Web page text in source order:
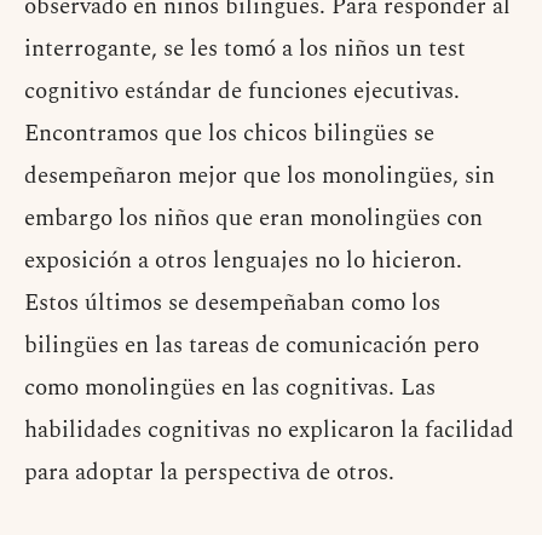
observado en niños bilingües. Para responder al
interrogante, se les tomó a los niños un test
cognitivo estándar de funciones ejecutivas.
Encontramos que los chicos bilingües se
desempeñaron mejor que los monolingües, sin
embargo los niños que eran monolingües con
exposición a otros lenguajes no lo hicieron.
Estos últimos se desempeñaban como los
bilingües en las tareas de comunicación pero
como monolingües en las cognitivas. Las
habilidades cognitivas no explicaron la facilidad
para adoptar la perspectiva de otros.